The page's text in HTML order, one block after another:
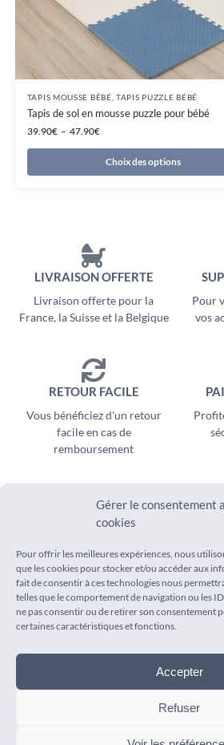
Gérer le consentement
cookies
Pour offrir les meilleures expériences, nous
que les cookies pour stocker et/ou accéder aux
fait de consentir à ces technologies nous
telles que le comportement de navigation ou les
ne pas consentir ou de retirer son consentement
certaines caractéristiques et fonctions.
Accepter
Refuser
TAPIS MOUSSE BÉBÉ ,TAPIS PUZZLE BÉBÉ
Tapis de sol en mousse puzzle pour bébé
39.90€ – 47.90€
Choix des options
LIVRAISON OFFERTE
Livraison offerte pour la
France, la Suisse et la Belgique
Pour
vos
RETOUR FACILE
Vous bénéficiez d'un retour
facile en cas de
remboursement
Instagram
Pinterest
INFORMATIONS
Mentions légales